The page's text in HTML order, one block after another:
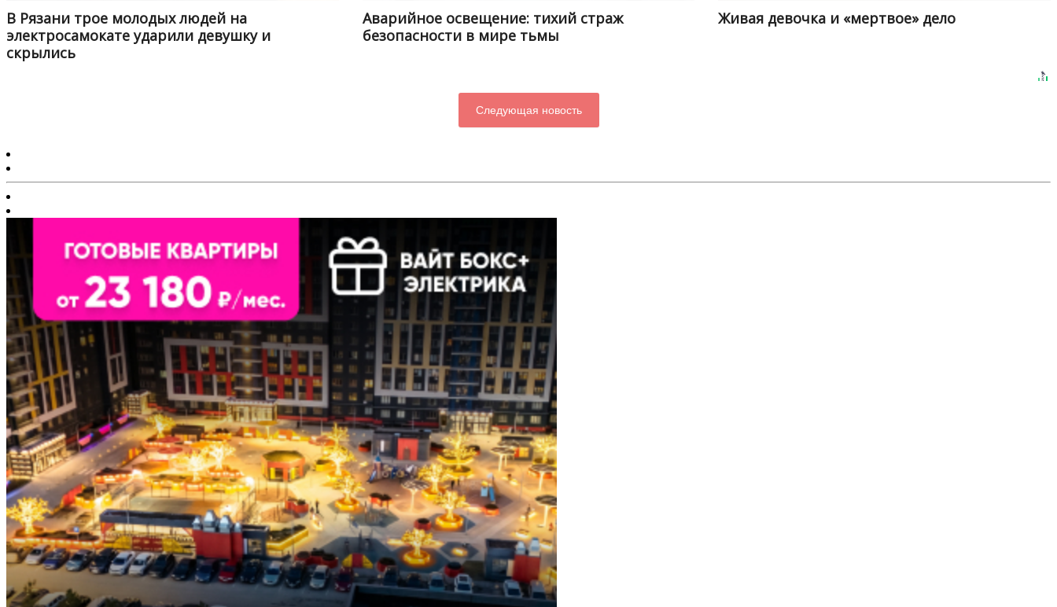
В Рязани трое молодых людей на
электросамокате ударили девушку и
скрылись
Аварийное освещение: тихий страж
безопасности в мире тьмы
Живая девочка и «мертвое» дело
Следующая новость